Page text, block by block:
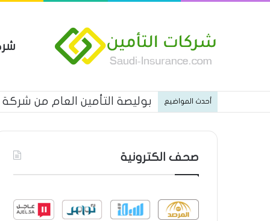
أحدث المواضيع بوليصة التأمين العام من شركة
صحف الكترونية